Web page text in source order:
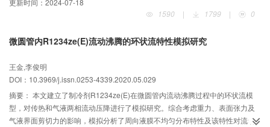
件表面的结化霜除灰过程，对比了不同样件的除灰速率与残留灰量。实验结霜
工况为：样件表面温度-10 ℃，结霜时间1 h，环境温度27 ℃，相对湿度
在结化霜过程中的除灰效果最好，疏水样件上残留粉尘的质量仅是无涂层铝片
残留粉尘质量的5.9%。
更新时间： 2024-07-18
1590
| 1799 | 0
微圆管内R1234ze(E)流动沸腾的环状流特性模拟研究
王金,李俊明
DOI：10.3969/j.issn.0253-4339.2020.05.029
摘要： 本文建立了制冷剂R1234ze(E)在微圆管内流动沸腾过程中的环状流模
型，对传热和气液两相流动压降进行了模拟研究。综合考虑重力、表面张力及
气液界面剪切力的影响，模拟分析了周向液膜不均匀分布特性及该特性对流动